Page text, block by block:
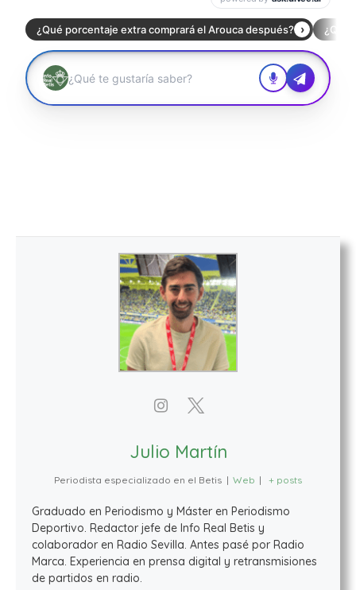
Julio Martín
Periodista especializado en el Betis | Web | + posts
Graduado en Periodismo y Máster en Periodismo
Deportivo. Redactor jefe de Info Real Betis y
colaborador en Radio Sevilla. Antes pasé por Radio
Marca. Experiencia en prensa digital y retransmisiones
de partidos en radio.